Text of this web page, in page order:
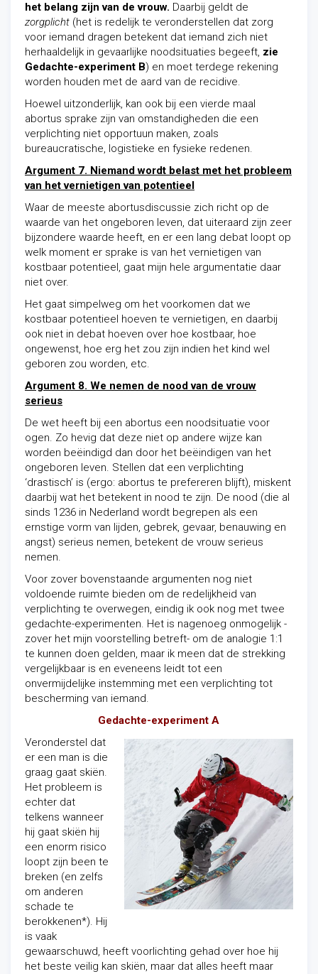
het belang zijn van de vrouw. Daarbij geldt de
zorgplicht (het is redelijk te veronderstellen dat zorg
voor iemand dragen betekent dat iemand zich niet
herhaaldelijk in gevaarlijke noodsituaties begeeft, zie
Gedachte-experiment B) en moet terdege rekening
worden houden met de aard van de recidive.
Hoewel uitzonderlijk, kan ook bij een vierde maal
abortus sprake zijn van omstandigheden die een
verplichting niet opportuun maken, zoals
bureaucratische, logistieke en fysieke redenen.
Argument 7. Niemand wordt belast met het probleem
van het vernietigen van potentieel
Waar de meeste abortusdiscussie zich richt op de
waarde van het ongeboren leven, dat uiteraard zijn zeer
bijzondere waarde heeft, en er een lang debat loopt op
welk moment er sprake is van het vernietigen van
kostbaar potentieel, gaat mijn hele argumentatie daar
niet over.
Het gaat simpelweg om het voorkomen dat we
kostbaar potentieel hoeven te vernietigen, en daarbij
ook niet in debat hoeven over hoe kostbaar, hoe
ongewenst, hoe erg het zou zijn indien het kind wel
geboren zou worden, etc.
Argument 8. We nemen de nood van de vrouw
serieus
De wet heeft bij een abortus een noodsituatie voor
ogen. Zo hevig dat deze niet op andere wijze kan
worden beëindigd dan door het beëindigen van het
ongeboren leven. Stellen dat een verplichting
‘drastisch’ is (ergo: abortus te prefereren blijft), miskent
daarbij wat het betekent in nood te zijn. De nood (die al
sinds 1236 in Nederland wordt begrepen als een
ernstige vorm van lijden, gebrek, gevaar, benauwing en
angst) serieus nemen, betekent de vrouw serieus
nemen.
Voor zover bovenstaande argumenten nog niet
voldoende ruimte bieden om de redelijkheid van
verplichting te overwegen, eindig ik ook nog met twee
gedachte-experimenten. Het is nagenoeg onmogelijk -
zover het mijn voorstelling betreft- om de analogie 1:1
te kunnen doen gelden, maar ik meen dat de strekking
vergelijkbaar is en eveneens leidt tot een
onvermijdelijke instemming met een verplichting tot
bescherming van iemand.
Gedachte-experiment A
Veronderstel dat
er een man is die
graag gaat skiën.
Het probleem is
echter dat
telkens wanneer
hij gaat skiën hij
een enorm risico
loopt zijn been te
breken (en zelfs
om anderen
schade te
berokkenen*). Hij
is vaak
gewaarschuwd, heeft voorlichting gehad over hoe hij
het beste veilig kan skiën, maar dat alles heeft maar